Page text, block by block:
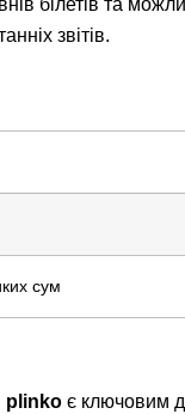
білетів та
звітів.
сум
plinko є ключовим